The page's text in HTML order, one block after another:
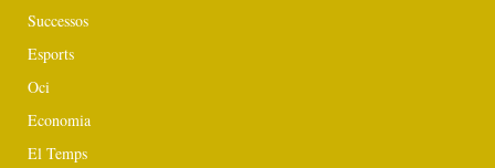
Successos
Esports
Oci
Economia
El Temps